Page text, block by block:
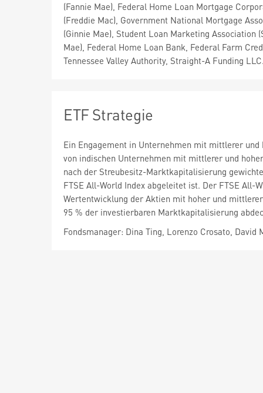
(Fannie Mae), Federal Home Loan Mortgage
(Freddie Mac), Government National Mortgage
(Ginnie Mae), Student Loan Marketing Association
Mae), Federal Home Loan Bank, Federal Farm
Tennessee Valley Authority, Straight-A Funding
ETF Strategie
Ein Engagement in Unternehmen mit mittlerer
von indischen Unternehmen mit mittlerer und
nach der Streubesitz-Marktkapitalisierung
FTSE All-World Index abgeleitet ist. Der FTSE
Wertentwicklung der Aktien mit hoher und
95 % der investierbaren Marktkapitalisierung
Fondsmanager: Dina Ting, Lorenzo Crosato, David